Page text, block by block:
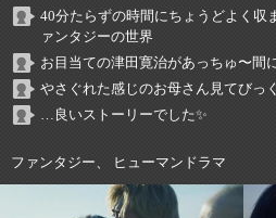
40分たらずの時間にちょうどよく収
ァンタジーの世界
お目当ての津田寛治があっちゅ〜
やさぐれた感じのお母さん見てびっ
…良いストーリーでした✨
ファンタジー、 ヒューマンドラマ